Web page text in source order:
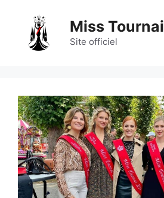
contenu
Miss Tournai
Site officiel